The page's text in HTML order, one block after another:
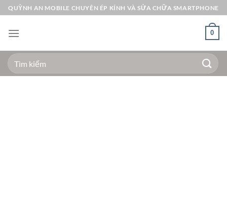
Bỏ
qua
nội
QUỲNH AN MOBILE CHUYÊN ÉP KÍNH VÀ SỬA CHỮA SMARTPHONE
0
Tìm
kiếm: